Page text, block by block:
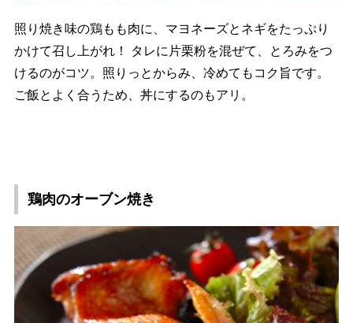
照り焼き味の鶏もも肉に、マヨネーズとネギをたっぷり
かけて召し上がれ！ タレに片栗粉を混ぜて、とろみをつ
けるのがコツ。照りっとからみ、冷めてもコク旨です。
ご飯とよく合うため、丼にするのもアリ。
鶏肉のオーブン焼き